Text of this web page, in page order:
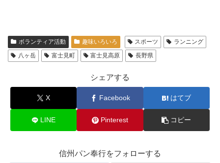
ボランティア活動 趣味いろいろ スポーツ
ランニング
八ヶ岳
富士見町 富士見高原 長野県
シェアする
X Facebook はてブ
LINE Pinterest コピー
信州パン奉行をフォローする